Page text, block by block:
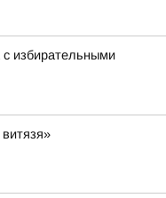
избирательными